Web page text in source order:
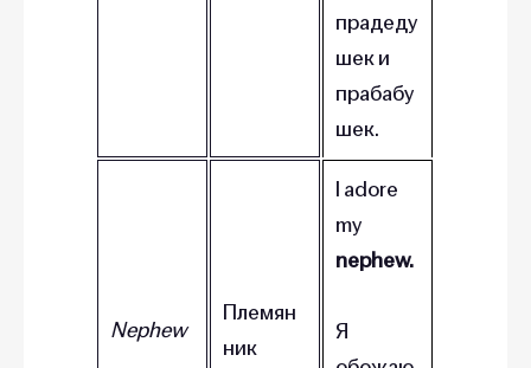
прадеду
шек и
прабабу
шек.
Nephew
Племян
ник
I adore
my
nephew.
Я